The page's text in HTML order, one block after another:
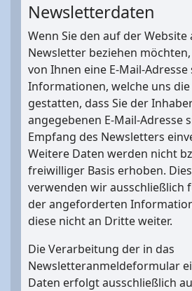
Newsletterdaten
Wenn Sie den auf der
Newsletter beziehen
von Ihnen eine E-Mail-Adresse
Informationen, welche uns
gestatten, dass Sie der
angegebenen E-Mail-Adresse
Empfang des Newsletters
Weitere Daten werden nicht
freiwilliger Basis erhoben.
verwenden wir ausschließlich
der angeforderten
diese nicht an Dritte weiter.
Die Verarbeitung der in das
Newsletteranmeldeformular
Daten erfolgt ausschließlich